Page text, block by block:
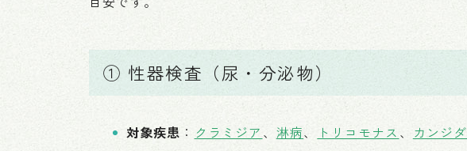
① 性器検査（尿・分泌物）
対象疾患 ： クラミジア 、 淋病、 トリコモナス 、 カンジダ